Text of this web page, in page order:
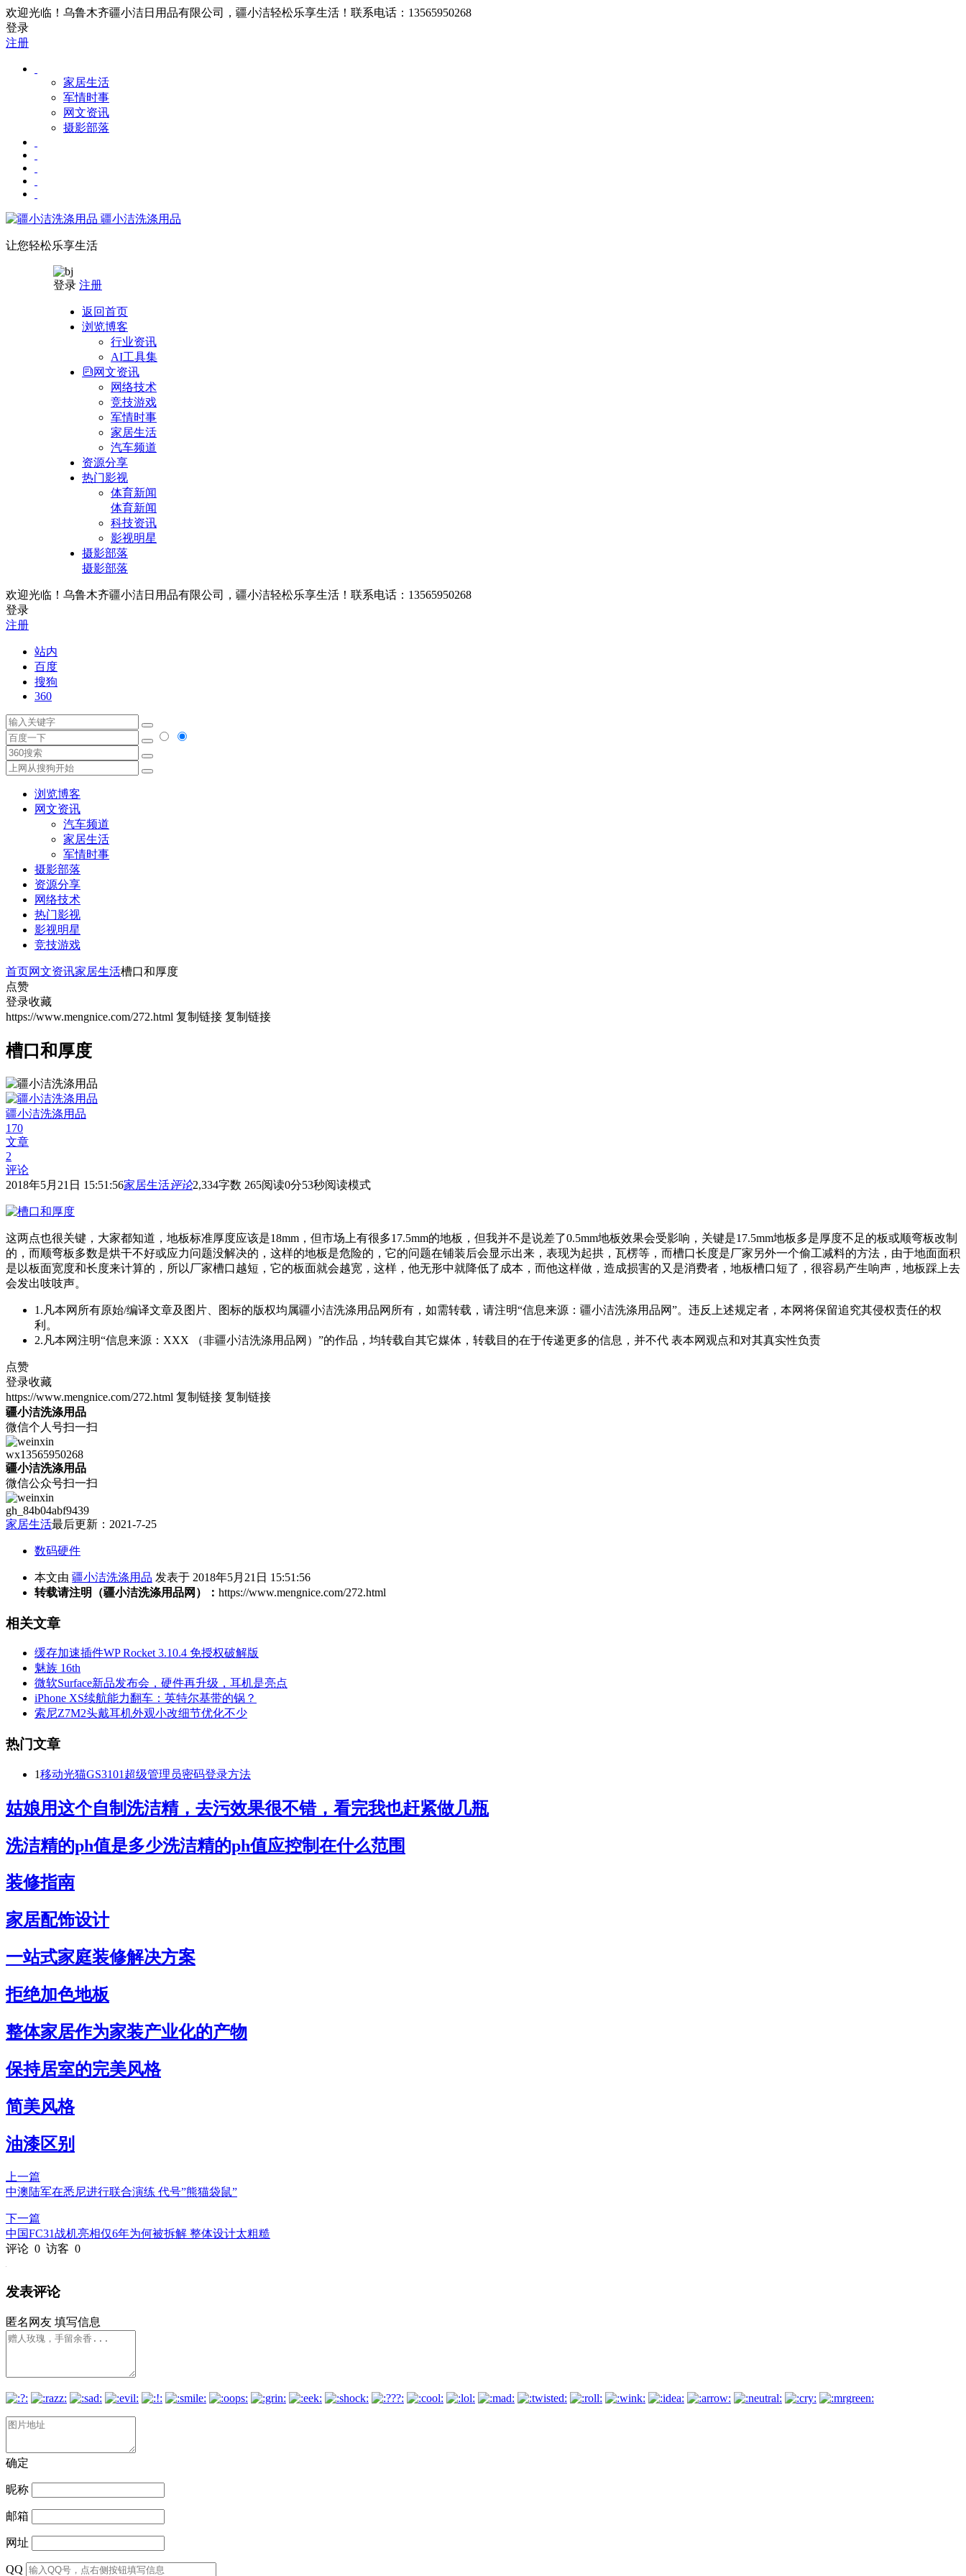
欢迎光临！乌鲁木齐疆小洁日用品有限公司，疆小洁轻松乐享生活！联系电话：13565950268
登录
注册
家居生活
军情时事
网文资讯
摄影部落
疆小洁洗涤用品
让您轻松乐享生活
登录 注册
返回首页
浏览博客
行业资讯
AI工具集
网文资讯
网络技术
竞技游戏
军情时事
家居生活
汽车频道
资源分享
热门影视
体育新闻
体育新闻
科技资讯
影视明星
摄影部落
摄影部落
欢迎光临！乌鲁木齐疆小洁日用品有限公司，疆小洁轻松乐享生活！联系电话：13565950268
登录
注册
站内
百度
搜狗
360
浏览博客
网文资讯
汽车频道
家居生活
军情时事
摄影部落
资源分享
网络技术
热门影视
影视明星
竞技游戏
首页网文资讯家居生活槽口和厚度
点赞
登录收藏
https://www.mengnice.com/272.html 复制链接 复制链接
槽口和厚度
疆小洁洗涤用品
170
文章
2
评论
2018年5月21日 15:51:56家居生活评论2,334字数 265阅读0分53秒阅读模式
这两点也很关键，大家都知道，地板标准厚度应该是18mm，但市场上有很多17.5mm的地板，但我并不是说差了0.5mm地板效果会受影响，关键是17.5mm地板多是厚度不足的板或顺弯板改制
的，而顺弯板多数是烘干不好或应力问题没解决的，这样的地板是危险的，它的问题在铺装后会显示出来，表现为起拱，瓦楞等，而槽口长度是厂家另外一个偷工减料的方法，由于地面面积
是以板面宽度和长度来计算的，所以厂家槽口越短，它的板面就会越宽，这样，他无形中就降低了成本，而他这样做，造成损害的又是消费者，地板槽口短了，很容易产生响声，地板踩上去
会发出吱吱声。
1.凡本网所有原始/编译文章及图片、图标的版权均属疆小洁洗涤用品网所有，如需转载，请注明“信息来源：疆小洁洗涤用品网”。违反上述规定者，本网将保留追究其侵权责任的权
利。
2.凡本网注明“信息来源：XXX （非疆小洁洗涤用品网）”的作品，均转载自其它媒体，转载目的在于传递更多的信息，并不代 表本网观点和对其真实性负责
点赞
登录收藏
https://www.mengnice.com/272.html 复制链接 复制链接
疆小洁洗涤用品
微信个人号扫一扫
wx13565950268
疆小洁洗涤用品
微信公众号扫一扫
gh_84b04abf9439
家居生活最后更新：2021-7-25
数码硬件
本文由 疆小洁洗涤用品 发表于 2018年5月21日 15:51:56
转载请注明（疆小洁洗涤用品网）： https://www.mengnice.com/272.html
相关文章
缓存加速插件WP Rocket 3.10.4 免授权破解版
魅族 16th
微软Surface新品发布会，硬件再升级，耳机是亮点
iPhone XS续航能力翻车：英特尔基带的锅？
索尼Z7M2头戴耳机外观小改细节优化不少
热门文章
1移动光猫GS3101超级管理员密码登录方法
姑娘用这个自制洗洁精，去污效果很不错，看完我也赶紧做几瓶
洗洁精的ph值是多少洗洁精的ph值应控制在什么范围
装修指南
家居配饰设计
一站式家庭装修解决方案
拒绝加色地板
整体家居作为家装产业化的产物
保持居室的完美风格
简美风格
油漆区别
上一篇
中澳陆军在悉尼进行联合演练 代号”熊猫袋鼠”
下一篇
中国FC31战机亮相仅6年为何被拆解 整体设计太粗糙
评论 0 访客 0
发表评论
匿名网友 填写信息
确定
昵称
邮箱
网址
QQ